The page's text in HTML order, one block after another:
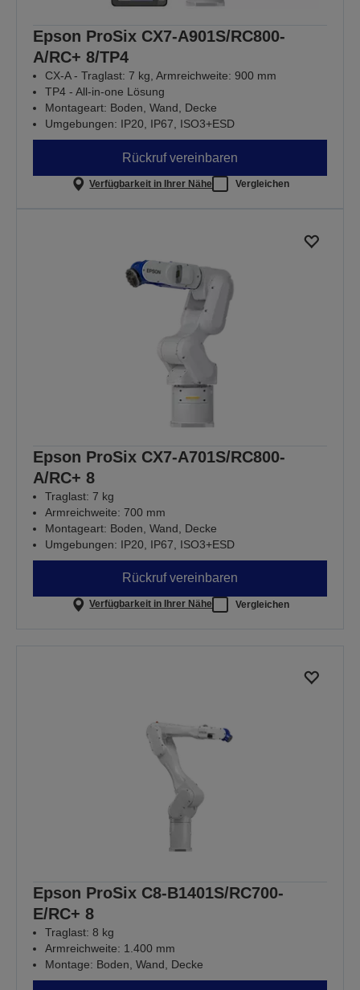
Epson ProSix CX7-A901S/RC800-
A/RC+ 8/TP4
CX-A - Traglast: 7 kg, Armreichweite: 900 mm
TP4 - All-in-one Lösung
Montageart: Boden, Wand, Decke
Umgebungen: IP20, IP67, ISO3+ESD
Rückruf vereinbaren
Verfügbarkeit in Ihrer Nähe Vergleichen
Epson ProSix CX7-A701S/RC800-
A/RC+ 8
Traglast: 7 kg
Armreichweite: 700 mm
Montageart: Boden, Wand, Decke
Umgebungen: IP20, IP67, ISO3+ESD
Rückruf vereinbaren
Verfügbarkeit in Ihrer Nähe Vergleichen
Epson ProSix C8-B1401S/RC700-
E/RC+ 8
Traglast: 8 kg
Armreichweite: 1.400 mm
Montage: Boden, Wand, Decke